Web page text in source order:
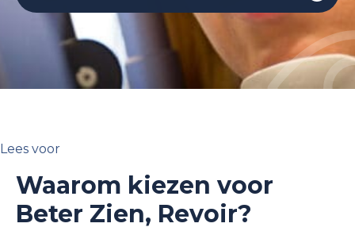
Lees voor
Waarom kiezen voor
Beter Zien, Revoir?